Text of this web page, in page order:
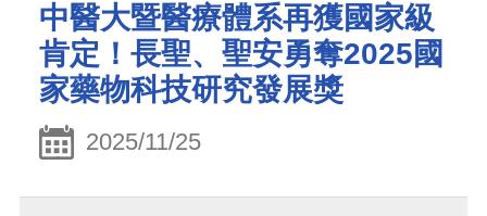
中醫大暨醫療體系再獲國家級
肯定！長聖、聖安勇奪2025國
家藥物科技研究發展獎
2025/11/25